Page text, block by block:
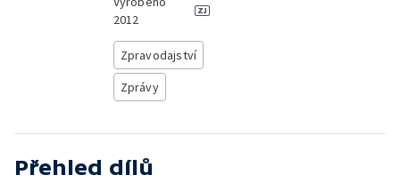
2012
Zpravodajství
Zprávy
Přehled dílů